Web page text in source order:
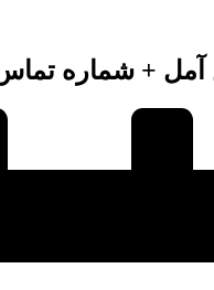
+ شماره تماس